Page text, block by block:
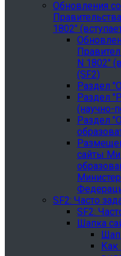
Обновления
1802"
N 1802"
(SF2)
Раздел
Раздел
(научно-
Раздел
сайты
SF2: Часто
SF2:
Шапка
Как